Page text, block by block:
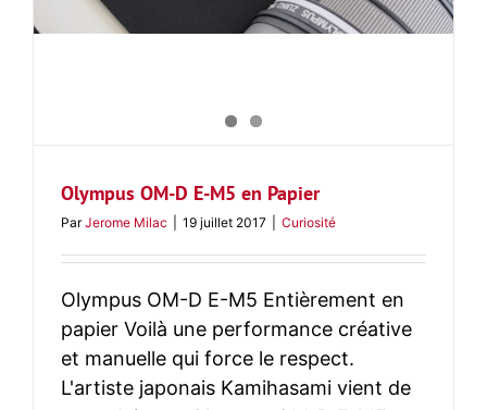
Olympus OM-D E-M5 en Papier
ParJerome Milac 19 juillet 2017 Curiosité
Olympus OM-D E-M5 Entièrement en
papier Voilà une performance créative
et manuelle qui force le respect.
L'artiste japonais Kamihasami vient de